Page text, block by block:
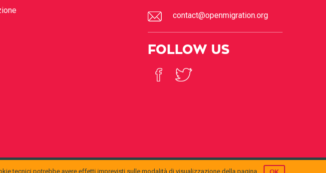
contact@openmigration.org
FOLLOW US
tecnici potrebbe avere effetti imprevisti sulle modalità di visualizzazione della pagina.